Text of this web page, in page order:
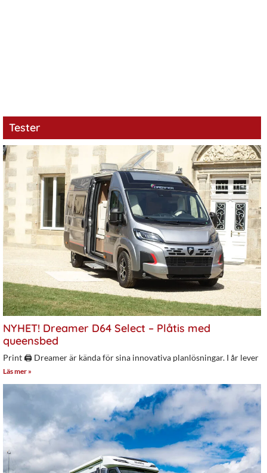
Tester
NYHET! Dreamer D64 Select – Plåtis med
queensbed
Print 🖨 Dreamer är kända för sina innovativa planlösningar. I år lever
Läs mer »